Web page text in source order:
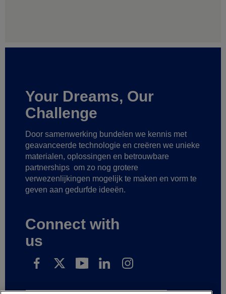
Your Dreams, Our
Challenge
Door samenwerking bundelen we kennis met
geavanceerde technologie en creëren we unieke
materialen, oplossingen en betrouwbare
partnerships om zo nog grotere
verwezenlijkingen mogelijk te maken en vorm te
geven aan gedurfde ideeën.
Connect with
us